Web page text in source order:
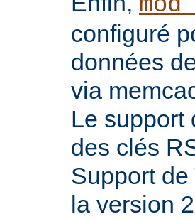
configuré
données
via
Le support
des clés
Support
la version